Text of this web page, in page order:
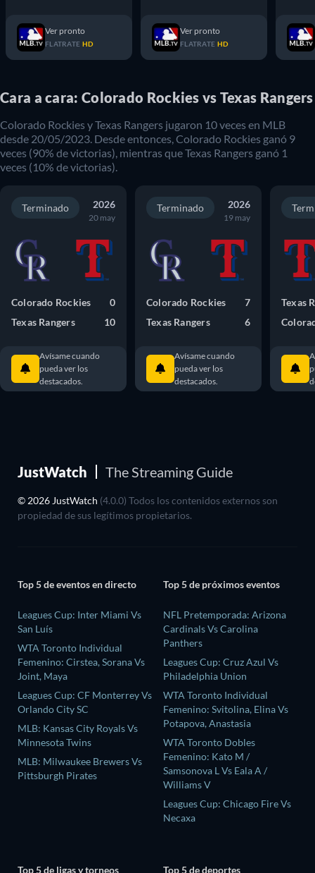
Ver pronto
FLATRATE HD
Ver pronto
FLATRATE HD
Cara a cara: Colorado Rockies vs Texas Rangers
Colorado Rockies yTexas Rangers jugaron 10veces en MLB
desde 20/05/2023 . Desde entonces, Colorado Rockies ganó 9
veces (90% de victorias), mientras queTexas Rangers ganó 1
veces (10% de victorias).
Terminado 2026
20 may
Colorado Rockies
0
Texas Rangers
10
Avísame cuando
pueda ver los
destacados.
Terminado 2026
19 may
Colorado Rockies
7
Texas Rangers
6
Avísame cuando
pueda ver los
destacados.
Texas
JustWatch The Streaming Guide
© 2026 JustWatch (4.0.0) Todos los contenidos externos son
propiedad de sus legítimos propietarios.
Top 5 de eventos en directo
Leagues Cup: Inter Miami Vs
San Luís
WTA Toronto Individual
Femenino: Cirstea, Sorana Vs
Joint, Maya
Leagues Cup: CF Monterrey Vs
Orlando City SC
MLB: Kansas City Royals Vs
Minnesota Twins
MLB: Milwaukee Brewers Vs
Pittsburgh Pirates
Top 5 de próximos eventos
NFL Pretemporada: Arizona
Cardinals Vs Carolina
Panthers
Leagues Cup: Cruz Azul Vs
Philadelphia Union
WTA Toronto Individual
Femenino: Svitolina, Elina Vs
Potapova, Anastasia
WTA Toronto Dobles
Femenino: Kato M /
Samsonova L Vs Eala A /
Williams V
Leagues Cup: Chicago Fire Vs
Necaxa
Top 5 de ligas y torneos Top 5 de deportes